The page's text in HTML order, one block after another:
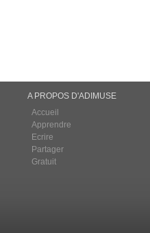
A PROPOS D'ADIMUSE
Accueil
Apprendre
Ecrire
Partager
Gratuit